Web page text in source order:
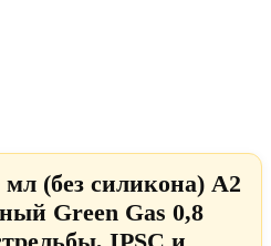
мл (без силикона) A2
Green Gas 0,8